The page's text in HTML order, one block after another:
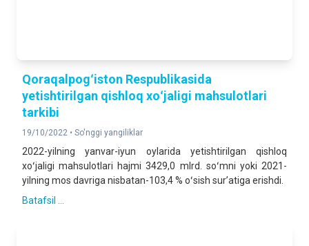
Qoraqalpogʻiston Respublikasida
yetishtirilgan qishloq xoʻjaligi mahsulotlari
tarkibi
19/10/2022 • So'nggi yangiliklar
2022-yilning yanvar-iyun oylarida yetishtirilgan qishloq
xoʻjaligi mahsulotlari hajmi 3429,0 mlrd. soʻmni yoki 2021-
yilning mos davriga nisbatan-103,4 % oʻsish surʼatiga erishdi.
Batafsil ...